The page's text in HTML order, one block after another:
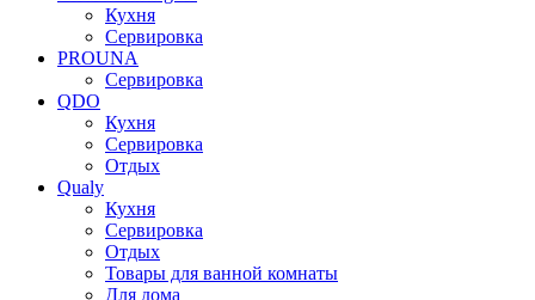
Кухня
Сервировка
PROUNA
Сервировка
QDO
Кухня
Сервировка
Отдых
Qualy
Кухня
Сервировка
Отдых
Товары для ванной комнаты
Для дома